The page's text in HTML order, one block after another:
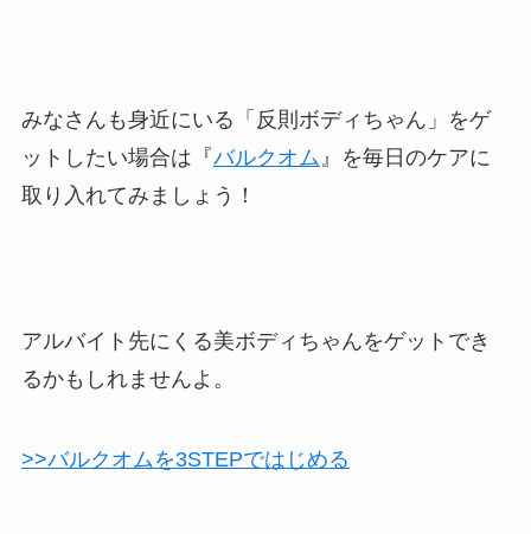
みなさんも身近にいる「反則ボディちゃん」をゲ
ットしたい場合は『バルクオム 』を毎日のケアに
取り入れてみましょう！
アルバイト先にくる美ボディちゃんをゲットでき
るかもしれませんよ。
>>バルクオムを3STEPではじめる